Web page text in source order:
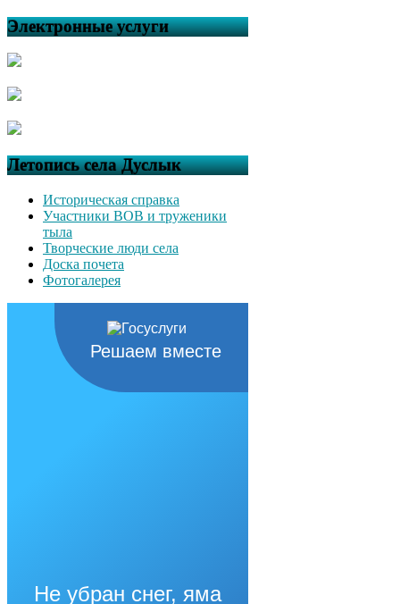
Электронные услуги
Летопись села Дуслык
Историческая справка
Участники ВОВ и труженики
тыла
Творческие люди села
Доска почета
Фотогалерея
Решаем вместе
Не убран снег, яма